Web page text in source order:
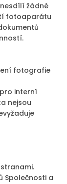
žádné
fotoaparátu
fotografie
interní
nejsou
Společnosti a